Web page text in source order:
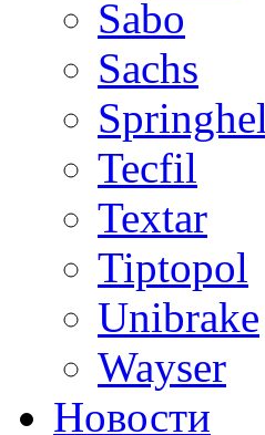
Sabo
Sachs
Springhel
Tecfil
Textar
Tiptopol
Unibrake
Wayser
Новости